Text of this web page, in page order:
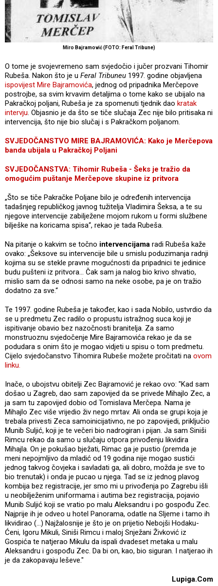
Miro Bajramović (FOTO: Feral Tribune)
O tome je svojevremeno sam svjedočio i jučer prozvani Tihomir
Rubeša. Nakon što je u Feral Tribuneu 1997. godine objavljena
ispovijest Mire Bajramovića, jednog od pripadnika Merčepove
postrojbe, sa svim krvavim detaljima o tome kako se ubijalo na
Pakračkoj poljani, Rubeša je za spomenuti tjednik dao kratak
intervju. Objasnio je da što se tiče slučaja Zec nije bilo pritisaka ni
intervencija, što nije bio slučaj i s Pakračkom poljanom.
SVJEDOČANSTVO MIRE BAJRAMOVIĆA: Kako je Merčepova
banda ubijala u Pakračkoj Poljani
SVJEDOČANSTVA: Tihomir Rubeša - Šeks je tražio da
omogućim puštanje Merčepove skupine iz pritvora
„Što se tiče Pakračke Poljane bilo je određenih intervencija
tadašnjeg republičkog javnog tužitelja Vladimira Šeksa, a te su
njegove intervencije zabilježene mojom rukom u formi službene
bilješke na koricama spisa“, rekao je tada Rubeša.
Na pitanje o kakvim se točno intervencijama radi Rubeša kaže
ovako: „Šeksove su intervencije bile u smislu poduzimanja radnji
kojima su se stekle pravne mogućnosti da pripadnici te jedinice
budu pušteni iz pritvora... Čak sam ja nalog bio krivo shvatio,
mislio sam da se odnosi samo na neke osobe, pa je on tražio
dodatno za sve.“
Te 1997. godine Rubeša je također, kao i sada Nobilo, ustvrdio da
se u predmetu Zec radilo o propustu istražnog suca koji je
ispitivanje obavio bez nazočnosti branitelja. Za samo
monstruoznu svjedočenje Mire Bajramovića rekao je da se
podudara s onim što je mogao vidjeti u spisu o tom predmetu.
Cijelo svjedočanstvo Tihomira Rubeše možete pročitati na ovom
linku.
Inače, o ubojstvu obitelji Zec Bajramović je rekao ovo: "Kad sam
došao u Zagreb, dao sam zapovijed da se privede Mihajlo Zec, a
ja sam tu zapovijed dobio od Tomislava Merčepa. Nama je
Mihajlo Zec više vrijedio živ nego mrtav. Ali onda se grupi koja je
trebala privesti Zeca samoinicijativno, ne po zapovijedi, priključio
Munib Suljić, koji je te večeri bio nadrogiran i pijan. Ja sam Siniši
Rimcu rekao da samo u slučaju otpora privođenju likvidira
Mihajla. On je pokušao bježati, Rimac ga je pustio (premda je
meni nepojmljivo da mladić od 19 godina nije mogao sustići
jednog takvog čovjeka i savladati ga, ali dobro, možda je sve to
bio trenutak) i onda je pucao u njega. Tad se iz jednog plavog
kombija bez registracije, jer smo mi u privođenja po Zagrebu išli
u neobilježenim uniformama i autima bez registracija, pojavio
Munib Suljić koji se vratio po malu Aleksandru i po gospođu Zec.
Najprije ih je odveo u hotel Panorama, odatle na Sljeme i tamo ih
likvidirao (...) Najžalosnije je što je on prijetio Nebojši Hodaku-
Ćeni, Igoru Mikuli, Siniši Rimcu i maloj Snježani Živković iz
Gospića te natjerao Mikulu da ispali dvadeset metaka u malu
Aleksandru i gospođu Zec. Da bi on, kao, bio siguran. I natjerao ih
je da zakopavaju leševe."
Lupiga.Com